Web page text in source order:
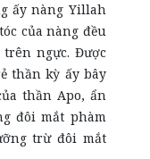
ấy nàng Yillah
của nàng đều
ngực. Được
thần kỳ ấy bây
thần Apo, ẩn
đôi mắt phàm
trừ đôi mắt